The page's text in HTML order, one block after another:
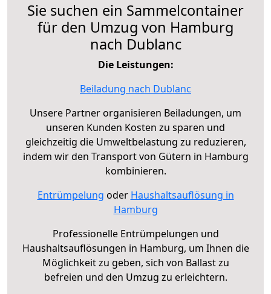
Sie suchen ein Sammelcontainer
für den Umzug von Hamburg
nach Dublanc
Die Leistungen:
Beiladung nach Dublanc
Unsere Partner organisieren Beiladungen, um
unseren Kunden Kosten zu sparen und
gleichzeitig die Umweltbelastung zu reduzieren,
indem wir den Transport von Gütern in Hamburg
kombinieren.
Entrümpelung oder Haushaltsauflösung in
Hamburg
Professionelle Entrümpelungen und
Haushaltsauflösungen in Hamburg, um Ihnen die
Möglichkeit zu geben, sich von Ballast zu
befreien und den Umzug zu erleichtern.